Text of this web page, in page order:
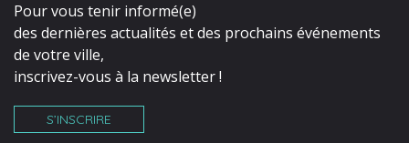
Pour vous tenir informé(e)
des dernières actualités et des prochains événements
de votre ville,
inscrivez-vous à la newsletter !
S’INSCRIRE